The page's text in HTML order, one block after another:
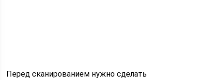
Перед сканированием нужно сделать